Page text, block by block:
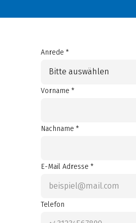
Anrede *
Bitte auswählen
Vorname *
Nachname *
E-Mail Adresse *
Telefon